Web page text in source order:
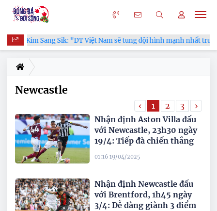
HLV Kim Sang Sik: "ĐT Việt Nam sẽ tung đội hình mạnh nhất trước
Newcastle
‹ 1 2 3
›
Nhận định Aston Villa đấu
với Newcastle, 23h30 ngày
19/4: Tiếp đà chiến thắng
01:16 19/04/2025
Nhận định Newcastle đấu
với Brentford, 1h45 ngày
3/4: Dễ dàng giành 3 điểm